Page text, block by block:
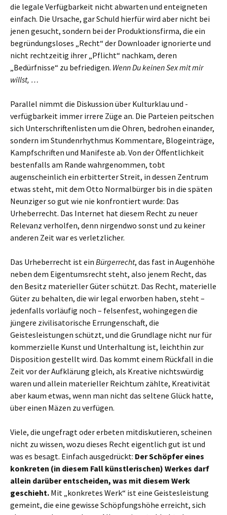
die legale Verfügbarkeit nicht abwarten und enteigneten
einfach. Die Ursache, gar Schuld hierfür wird aber nicht bei
jenen gesucht, sondern bei der Produktionsfirma, die ein
begründungsloses „Recht“ der Downloader ignorierte und
nicht rechtzeitig ihrer „Pflicht“ nachkam, deren
„Bedürfnisse“ zu befriedigen. Wenn Du keinen Sex mit mir
willst, …
Parallel nimmt die Diskussion über Kulturklau und -
verfügbarkeit immer irrere Züge an. Die Parteien peitschen
sich Unterschriftenlisten um die Ohren, bedrohen einander,
sondern im Stundenrhythmus Kommentare, Blogeinträge,
Kampfschriften und Manifeste ab. Von der Öffentlichkeit
bestenfalls am Rande wahrgenommen, tobt
augenscheinlich ein erbitterter Streit, in dessen Zentrum
etwas steht, mit dem Otto Normalbürger bis in die späten
Neunziger so gut wie nie konfrontiert wurde: Das
Urheberrecht. Das Internet hat diesem Recht zu neuer
Relevanz verholfen, denn nirgendwo sonst und zu keiner
anderen Zeit war es verletzlicher.
Das Urheberrecht ist ein Bürgerrecht, das fast in Augenhöhe
neben dem Eigentumsrecht steht, also jenem Recht, das
den Besitz materieller Güter schützt. Das Recht, materielle
Güter zu behalten, die wir legal erworben haben, steht –
jedenfalls vorläufig noch – felsenfest, wohingegen die
jüngere zivilisatorische Errungenschaft, die
Geistesleistungen schützt, und die Grundlage nicht nur für
kommerzielle Kunst und Unterhaltung ist, leichthin zur
Disposition gestellt wird. Das kommt einem Rückfall in die
Zeit vor der Aufklärung gleich, als Kreative nichtswürdig
waren und allein materieller Reichtum zählte, Kreativität
aber kaum etwas, wenn man nicht das seltene Glück hatte,
über einen Mäzen zu verfügen.
Viele, die ungefragt oder erbeten mitdiskutieren, scheinen
nicht zu wissen, wozu dieses Recht eigentlich gut ist und
was es besagt. Einfach ausgedrückt: Der Schöpfer eines
konkreten (in diesem Fall künstlerischen) Werkes darf
allein darüber entscheiden, was mit diesem Werk
geschieht. Mit „konkretes Werk“ ist eine Geistesleistung
gemeint, die eine gewisse Schöpfungshöhe erreicht, sich